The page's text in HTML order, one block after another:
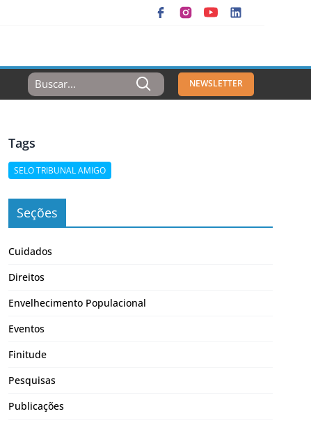
Resultados
Para:
NEWSLETTER
Tags
SELO TRIBUNAL AMIGO
Seções
Cuidados
Direitos
Envelhecimento Populacional
Eventos
Finitude
Pesquisas
Publicações